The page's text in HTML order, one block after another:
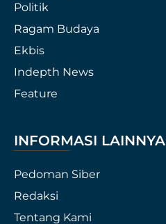
Politik
Ragam Budaya
Ekbis
Indepth News
Feature
INFORMASI LAINNYA
Pedoman Siber
Redaksi
Tentang Kami